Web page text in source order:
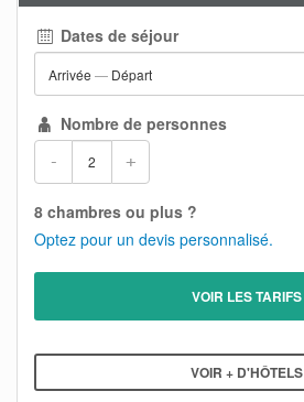
Dates de séjour
Arrivée — Départ
Nombre de personnes
- +
8 chambres ou plus ?
Optez pour un devis personnalisé.
VOIR LES TARIFS
VOIR + D'HÔTELS